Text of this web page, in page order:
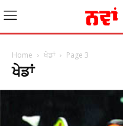
Home ਖੇਡਾਂ Page 3
ਖੇਡਾਂ